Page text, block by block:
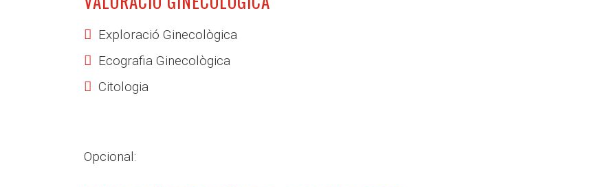
Exploració Ginecològica
Ecografia Ginecològica
Citologia
Opcional: